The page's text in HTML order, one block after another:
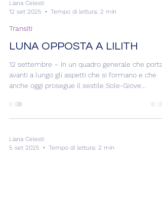
con le congiunzioni di oggi non possiamo far
Liana Celesti
12 set 2025
Tempo di lettura: 2 min
Transiti
LUNA OPPOSTA A LILITH
12 settembre – In un quadro generale che porta
avanti a lungo gli aspetti che si formano e che